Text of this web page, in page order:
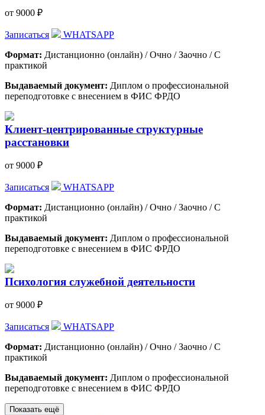
от 9000 ₽
Записаться
WHATSAPP
Формат: Дистанционно (онлайн) / Очно / Заочно / С
практикой
Выдаваемый документ: Диплом о профессиональной
переподготовке с внесением в ФИС ФРДО
Клиент-центрированные структурные
расстановки
от 9000 ₽
Записаться
WHATSAPP
Формат: Дистанционно (онлайн) / Очно / Заочно / С
практикой
Выдаваемый документ: Диплом о профессиональной
переподготовке с внесением в ФИС ФРДО
Психология служебной деятельности
от 9000 ₽
Записаться
WHATSAPP
Формат: Дистанционно (онлайн) / Очно / Заочно / С
практикой
Выдаваемый документ: Диплом о профессиональной
переподготовке с внесением в ФИС ФРДО
Показать ещё